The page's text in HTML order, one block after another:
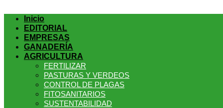
youngsexdoll.comwith professional customer services. 1: 1 design
Inicio
EDITORIAL
EMPRESAS
GANADERÍA
AGRICULTURA
FERTILIZAR
PASTURAS Y VERDEOS
CONTROL DE PLAGAS
FITOSANITARIOS
SUSTENTABILIDAD